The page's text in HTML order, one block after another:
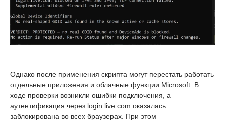
Однако после применения скрипта могут перестать работать
отдельные приложения и облачные функции Microsoft. В
ходе проверки возникли ошибки подключения, а
аутентификация через login.live.com оказалась
заблокирована во всех браузерах. При этом